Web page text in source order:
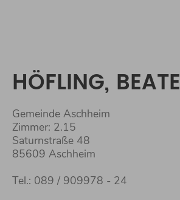
HÖFLING, BEATE
Gemeinde Aschheim
Zimmer: 2.15
Saturnstraße 48
85609 Aschheim
Tel.: 089 / 909978 - 24